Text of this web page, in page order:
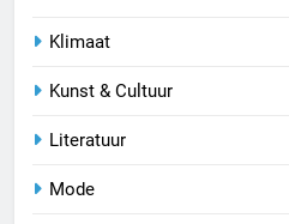
Klimaat
Kunst & Cultuur
Literatuur
Mode